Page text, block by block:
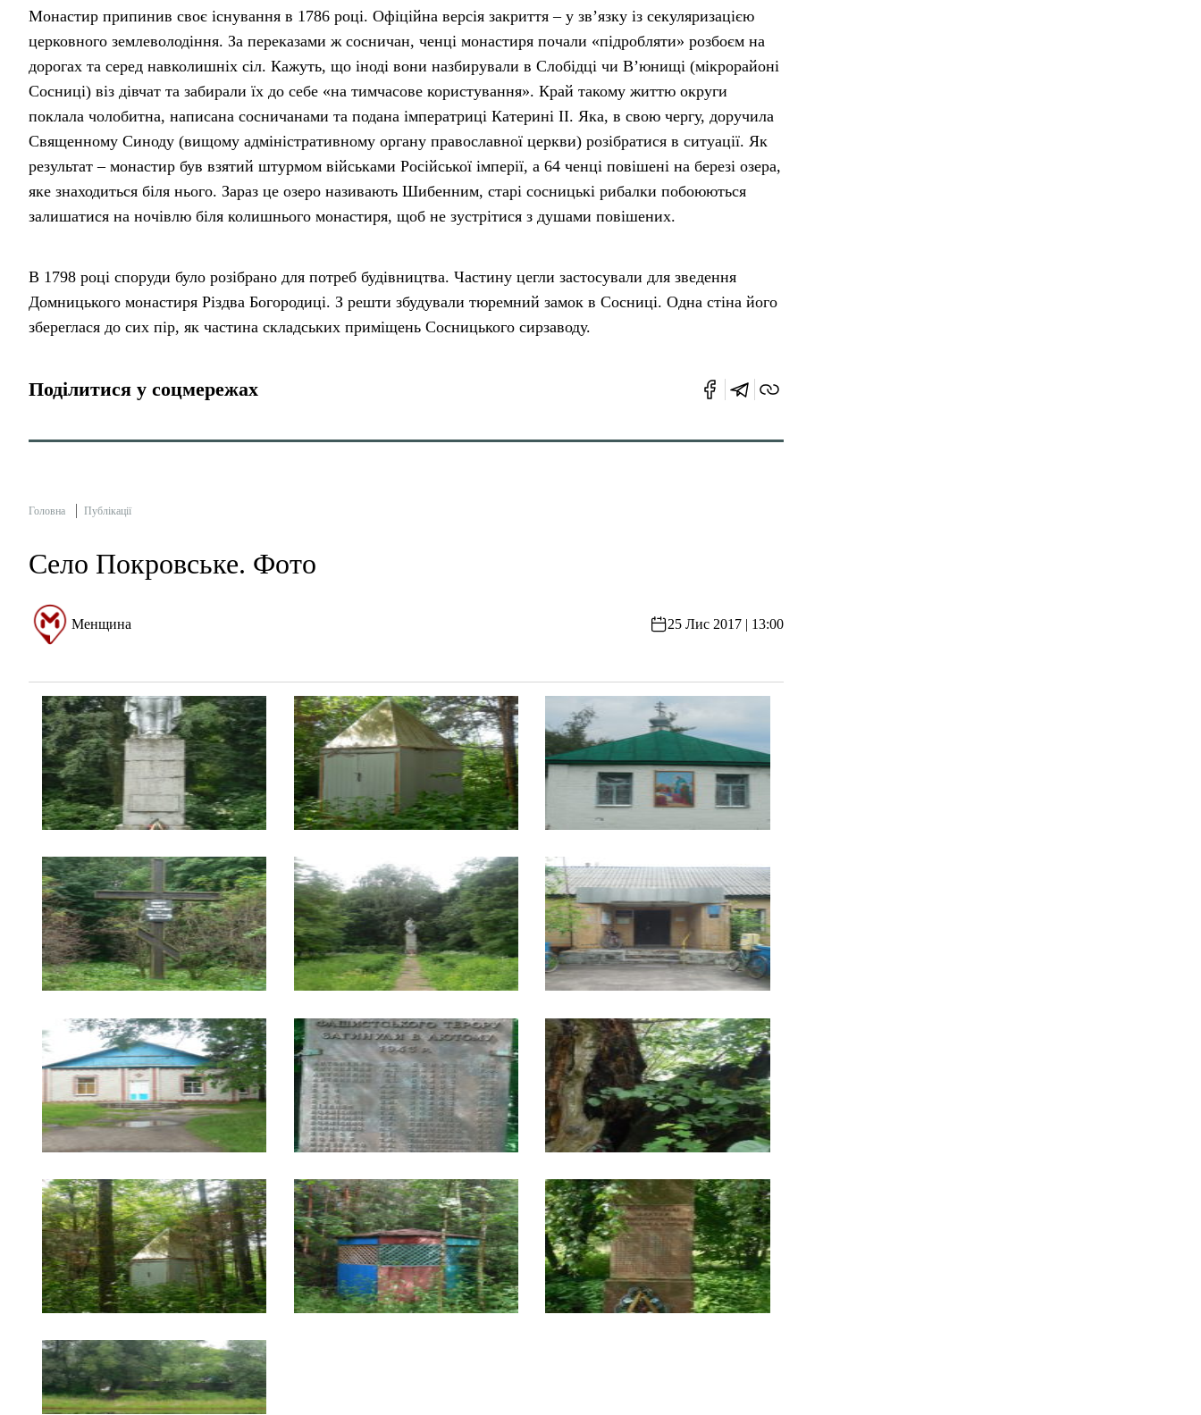
Монастир припинив своє існування в 1786 році. Офіційна версія закриття – у зв’язку із секуляризацією
церковного землеволодіння. За переказами ж сосничан, ченці монастиря почали «підробляти» розбоєм на
дорогах та серед навколишніх сіл. Кажуть, що іноді вони назбирували в Слобідці чи В’юнищі (мікрорайоні
Сосниці) віз дівчат та забирали їх до себе «на тимчасове користування». Край такому життю округи
поклала чолобитна, написана сосничанами та подана імператриці Катерині ІІ. Яка, в свою чергу, доручила
Священному Синоду (вищому адміністративному органу православної церкви) розібратися в ситуації. Як
результат – монастир був взятий штурмом військами Російської імперії, а 64 ченці повішені на березі озера,
яке знаходиться біля нього. Зараз це озеро називають Шибенним, старі сосницькі рибалки побоюються
залишатися на ночівлю біля колишнього монастиря, щоб не зустрітися з душами повішених.
В 1798 році споруди було розібрано для потреб будівництва. Частину цегли застосували для зведення
Домницького монастиря Різдва Богородиці. З решти збудували тюремний замок в Сосниці. Одна стіна його
збереглася до сих пір, як частина складських приміщень Сосницького сирзаводу.
Поділитися у соцмережах
Головна Публікації
Село Покровське. Фото
Менщина 25 Лис 2017 | 13:00